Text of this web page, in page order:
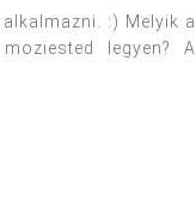
:) Melyik a
legyen? A